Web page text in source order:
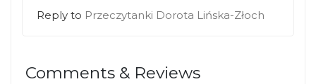
Reply to Przeczytanki Dorota Lińska-Złoch
Comments & Reviews